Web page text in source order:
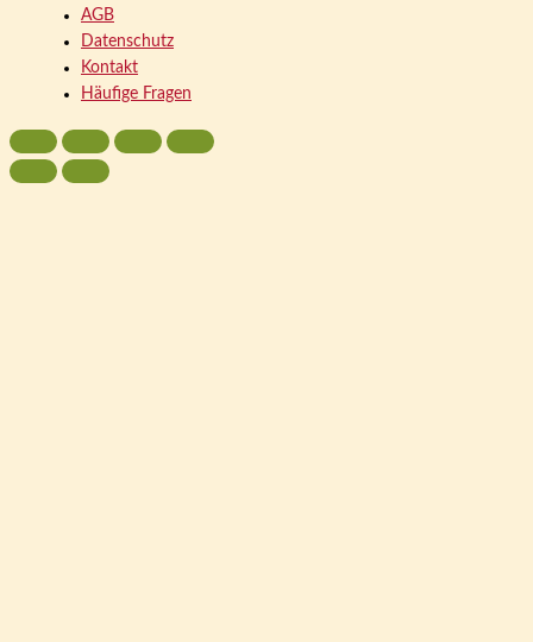
AGB
Datenschutz
Kontakt
Häufige Fragen